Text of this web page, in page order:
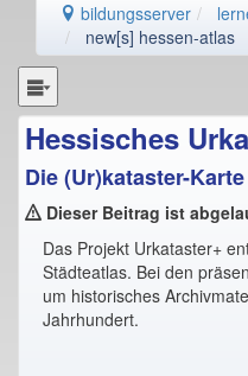
bildungsserver
new[s] hessen-atlas
Hessisches
Die (Ur)kataster-
Dieser Beitrag ist
Das Projekt Urkataster+
Städteatlas. Bei den
um historisches
Jahrhundert.